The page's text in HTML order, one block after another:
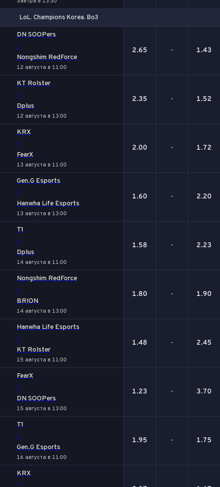
LoL. Champions Korea. Bo3
DN SOOPers
-
Nongshim RedForce
12 августа в 11:00
2.65 - 1.43
KT Rolster
-
Dplus
12 августа в 13:00
2.35 - 1.52
KRX
-
FearX
13 августа в 11:00
2.00 - 1.72
Gen.G Esports
-
Hanwha Life Esports
13 августа в 13:00
1.60 - 2.20
T1
-
Dplus
14 августа в 11:00
1.58 - 2.23
Nongshim RedForce
-
BRION
14 августа в 13:00
1.80 - 1.90
Hanwha Life Esports
-
KT Rolster
15 августа в 11:00
1.48 - 2.45
FearX
-
DN SOOPers
15 августа в 13:00
1.23 - 3.70
T1
-
Gen.G Esports
16 августа в 11:00
1.95 - 1.75
KRX
-